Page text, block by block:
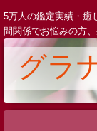
5万人の鑑定実績・癒
間関係でお悩みの方
グラ